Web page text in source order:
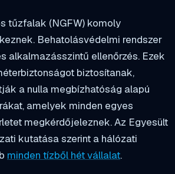
tűzfalak (NGFW) komoly
Behatolásvédelmi rendszer
alkalmazásszintű ellenőrzés. Ezek
biztosítanak,
a nulla megbízhatóság alapú
amelyek minden egyes
megkérdőjeleznek. Az Egyesült
kutatása szerint a hálózati
minden tízből hét vállalat.